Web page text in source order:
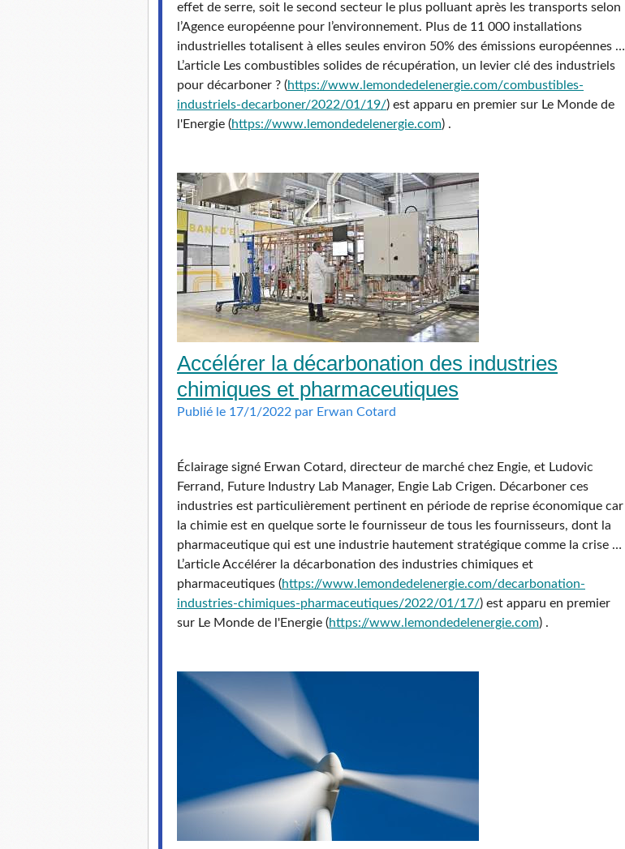
effet de serre, soit le second secteur le plus polluant après les transports selon
l’Agence européenne pour l’environnement. Plus de 11 000 installations
industrielles totalisent à elles seules environ 50% des émissions européennes …
L’article Les combustibles solides de récupération, un levier clé des industriels
pour décarboner ? (https://www. lemondedelenergie.com/combustibles-
industriels-decarboner/2022/01/19/) est apparu en premier sur Le Monde de
l'Energie (https://www. lemondedelenergie.com) .
Accélérer la décarbonation des industries
chimiques et pharmaceutiques
Publié le 17/1/2022 par Erwan Cotard
Éclairage signé Erwan Cotard, directeur de marché chez Engie, et Ludovic
Ferrand, Future Industry Lab Manager, Engie Lab Crigen. Décarboner ces
industries est particulièrement pertinent en période de reprise économique car
la chimie est en quelque sorte le fournisseur de tous les fournisseurs, dont la
pharmaceutique qui est une industrie hautement stratégique comme la crise …
L’article Accélérer la décarbonation des industries chimiques et
pharmaceutiques (https://www. lemondedelenergie.com/decarbonation-
industries-chimiques-pharmaceutiques/2022/01/17/) est apparu en premier
sur Le Monde de l'Energie (https://www. lemondedelenergie.com) .